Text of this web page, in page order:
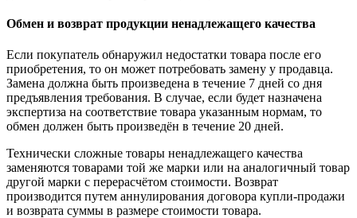
Обмен и возврат продукции ненадлежащего качества
Если покупатель обнаружил недостатки товара после его
приобретения, то он может потребовать замену у продавца.
Замена должна быть произведена в течение 7 дней со дня
предъявления требования. В случае, если будет назначена
экспертиза на соответствие товара указанным нормам, то
обмен должен быть произведён в течение 20 дней.
Технически сложные товары ненадлежащего качества
заменяются товарами той же марки или на аналогичный товар
другой марки с перерасчётом стоимости. Возврат
производится путем аннулирования договора купли-продажи
и возврата суммы в размере стоимости товара.